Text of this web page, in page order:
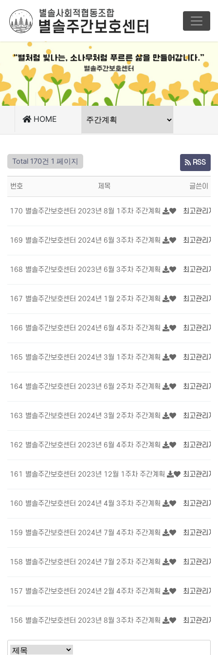
HOME
Total 170건 1 페이지 RSS
번호 제목 글쓴이
170 별솔주간보호센터 2023년 8월 1주차 주간계획 최고관리자
169 별솔주간보호센터 2024년 6월 3주차 주간계획 최고관리자
168 별솔주간보호센터 2023년 6월 3주차 주간계획 최고관리자
167 별솔주간보호센터 2024년 1월 2주차 주간계획 최고관리자
166 별솔주간보호센터 2024년 6월 4주차 주간계획 최고관리자
165 별솔주간보호센터 2024년 3월 1주차 주간계획 최고관리자
164 별솔주간보호센터 2023년 6월 2주차 주간계획 최고관리자
163 별솔주간보호센터 2024년 3월 2주차 주간계획 최고관리자
162 별솔주간보호센터 2023년 6월 4주차 주간계획 최고관리자
161 별솔주간보호센터 2023년 12월 1주차 주간계획 최고관리자
160 별솔주간보호센터 2024년 4월 3주차 주간계획 최고관리자
159 별솔주간보호센터 2024년 7월 4주차 주간계획 최고관리자
158 별솔주간보호센터 2024년 7월 2주차 주간계획 최고관리자
157 별솔주간보호센터 2024년 2월 4주차 주간계획 최고관리자
156 별솔주간보호센터 2023년 8월 3주차 주간계획 최고관리자